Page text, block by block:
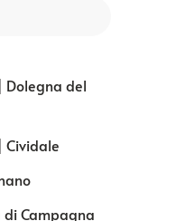
Dolegna del
Cividale
di Campagna